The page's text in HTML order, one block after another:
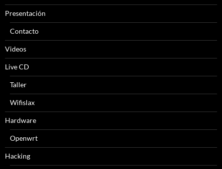
Presentación
Contacto
Videos
Live CD
Taller
Wifislax
Hardware
Openwrt
Hacking